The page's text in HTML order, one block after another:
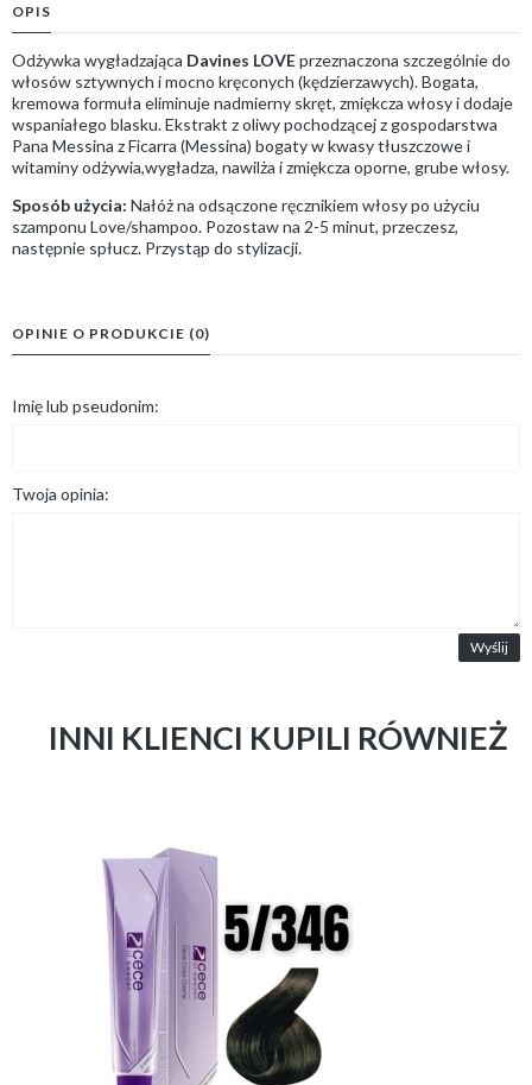
OPIS
Odżywka wygładzająca Davines LOVEprzeznaczona szczególnie do
włosów sztywnych i mocno kręconych (kędzierzawych). Bogata,
kremowa formuła eliminuje nadmierny skręt, zmiękcza włosy i dodaje
wspaniałego blasku. Ekstrakt z oliwy pochodzącej z gospodarstwa
Pana Messina z Ficarra (Messina) bogaty w kwasy tłuszczowe i
witaminy odżywia,wygładza, nawilża i zmiękcza oporne, grube włosy.
Sposób użycia: Nałóż na odsączone ręcznikiem włosy po użyciu
szamponu Love/shampoo. Pozostaw na 2-5 minut, przeczesz,
następnie spłucz. Przystąp do stylizacji.
OPINIE O PRODUKCIE (0)
Imię lub pseudonim:
Twoja opinia:
Wyślij
INNI KLIENCI KUPILI RÓWNIEŻ